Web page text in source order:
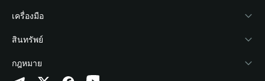
ข่าวสารด้านคริปโต
ศูนย์ช่วยเหลือ
ติดต่อเรา
Payfi Crypto
Crypto Swap API
Altcoin Season Index
เชื่อมต่อ Wallet
Bitget Wallet Pay
ลิสต์โปรเจกต์
Protection Fund
เทคโนโลยีความปลอดภัย
เครื่องมือ
ซื้อคริปโต
การตรวจจับการอนุญาต
สินทรัพย์
Arbitrum
กฎหมาย